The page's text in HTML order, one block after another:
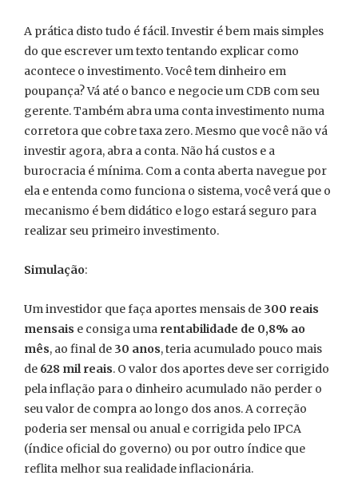
A prática disto tudo é fácil. Investir é bem mais simples
do que escrever um texto tentando explicar como
acontece o investimento. Você tem dinheiro em
poupança? Vá até o banco e negocie um CDB com seu
gerente. Também abra uma conta investimento numa
corretora que cobre taxa zero. Mesmo que você não vá
investir agora, abra a conta. Não há custos e a
burocracia é mínima. Com a conta aberta navegue por
ela e entenda como funciona o sistema, você verá que o
mecanismo é bem didático e logo estará seguro para
realizar seu primeiro investimento.
Simulação:
Um investidor que faça aportes mensais de 300 reais
mensais e consiga uma rentabilidade de 0,8% ao
mês, ao final de 30 anos, teria acumulado pouco mais
de 628 mil reais. O valor dos aportes deve ser corrigido
pela inflação para o dinheiro acumulado não perder o
seu valor de compra ao longo dos anos. A correção
poderia ser mensal ou anual e corrigida pelo IPCA
(índice oficial do governo) ou por outro índice que
reflita melhor sua realidade inflacionária.